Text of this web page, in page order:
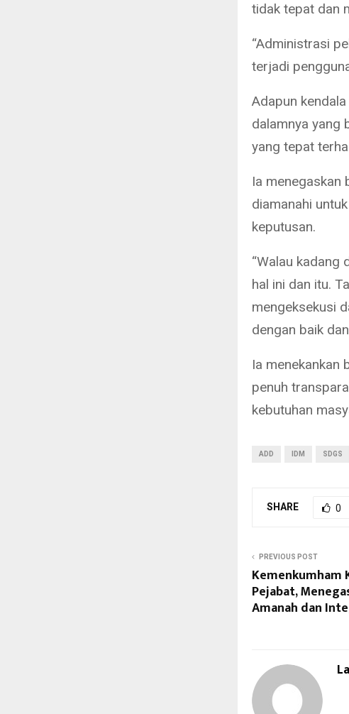
tidak tepat dan
“Administrasi
terjadi
Adapun
dalamnya yang
yang tepat
Ia menegaskan
diamanahi
keputusan.
“Walau kadang
hal ini dan itu.
mengeksekusi
dengan baik
Ia menekankan
penuh
kebutuhan
ADD IDM SDGS
SHARE 0
PREVIOUS POST
Pejabat,
Amanah dan